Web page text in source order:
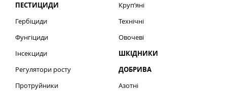
ПЕСТИЦИДИ
Гербіциди
Фунгіциди
Інсекциди
Регулятори росту
Протруйники
Круп’яні
Технічні
Овочеві
ШКІДНИКИ
ДОБРИВА
Азотні